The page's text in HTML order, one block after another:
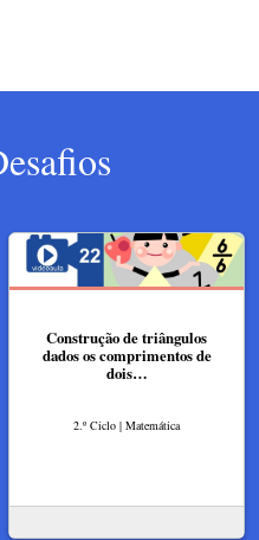
Construção de triângulos
dados os comprimentos de
dois…
2.º Ciclo | Matemática